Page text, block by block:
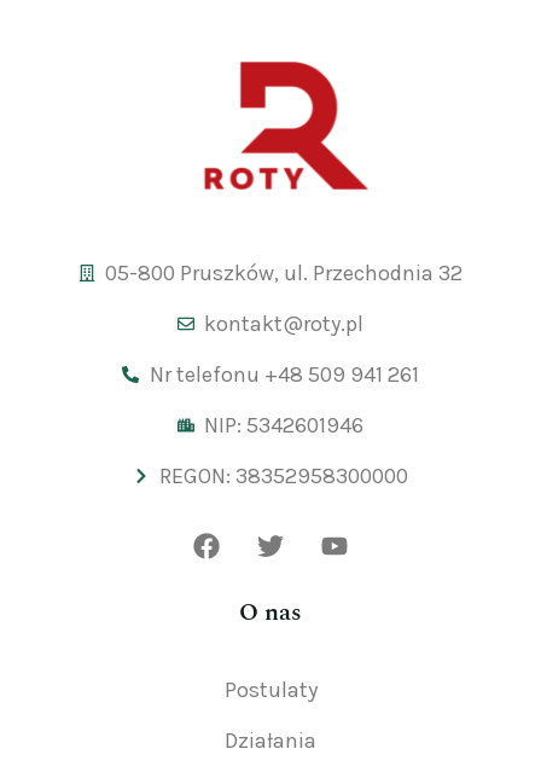
05-800 Pruszków, ul. Przechodnia 32
kontakt@roty.pl
Nr telefonu +48 509 941 261
NIP: 5342601946
REGON: 38352958300000
O nas
Postulaty
Działania